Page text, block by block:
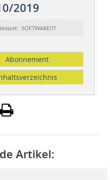
2019
SOFTWARE/IT
Abonnement
Artikel: